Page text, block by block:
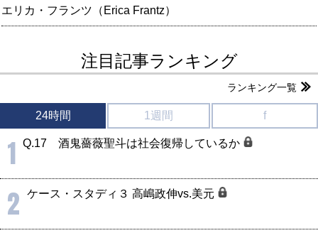
エリカ・フランツ（Erica Frantz）
注目記事ランキング
ランキング一覧
24時間 1週間 f
1 Q.17 酒鬼薔薇聖斗は社会復帰しているか
2 ケース・スタディ３ 高嶋政伸vs.美元